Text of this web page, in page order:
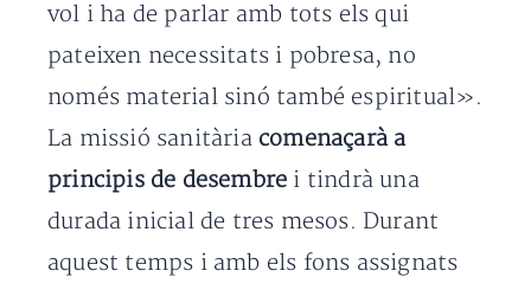
vol i ha de parlar amb tots els qui
pateixen necessitats i pobresa, no
només material sinó també espiritual».
La missió sanitària comenaçarà a
principis de desembre i tindrà una
durada inicial de tres mesos. Durant
aquest temps i amb els fons assignats